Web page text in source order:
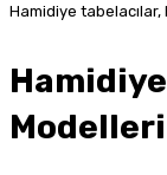
Hamidiye tabelacılar,
Modelleri